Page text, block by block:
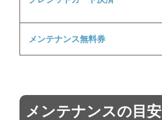
メンテナンス無料券
メンテナンスの目安